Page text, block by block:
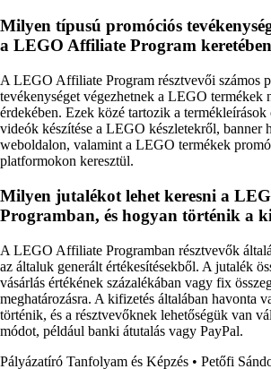
Milyen típusú promóciós
a LEGO Affiliate Program
A LEGO Affiliate Program résztvevői számos
tevékenységet végezhetnek a LEGO termékek
érdekében. Ezek közé tartozik a termékleírások
videók készítése a LEGO készletekről, banner
weboldalon, valamint a LEGO termékek
platformokon keresztül.
Milyen jutalékot lehet keresni a
Programban, és hogyan történik a
A LEGO Affiliate Programban résztvevők
az általuk generált értékesítésekből. A jutalék
vásárlás értékének százalékában vagy fix
meghatározásra. A kifizetés általában havonta
történik, és a résztvevőknek lehetőségük van
módot, például banki átutalás vagy PayPal.
Pályázatíró Tanfolyam és Képzés • Petőfi